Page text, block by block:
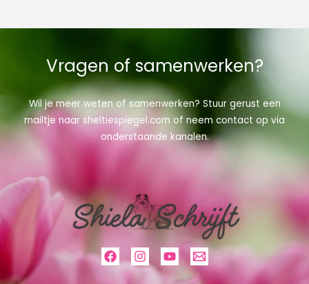
Vragen of samenwerken?
Wil je meer weten of samenwerken? Stuur gerust een
mailtje naar sheltiespiegel.com of neem contact op via
onderstaande kanalen.